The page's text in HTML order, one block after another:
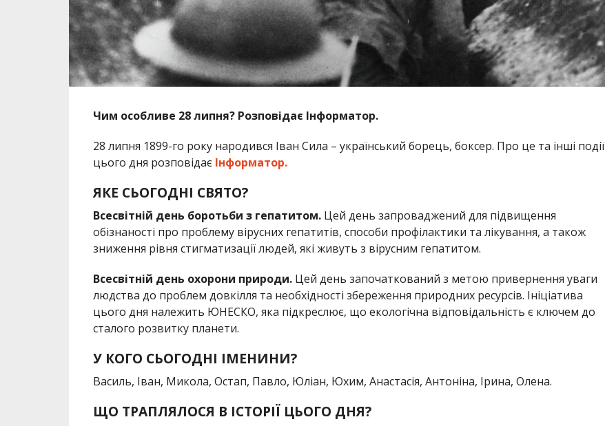
Чим особливе 28 липня? Розповідає Інформатор.
28 липня 1899-го року народився Іван Сила – український борець, боксер. Про це та інші події
цього дня розповідає Інформатор.
ЯКЕ СЬОГОДНІ СВЯТО?
Всесвітній день боротьби з гепатитом.Цей день запроваджений для підвищення
обізнаності про проблему вірусних гепатитів, способи профілактики та лікування, а також
зниження рівня стигматизації людей, які живуть з вірусним гепатитом.
Всесвітній день охорони природи.Цей день започаткований з метою привернення уваги
людства до проблем довкілля та необхідності збереження природних ресурсів. Ініціатива
цього дня належить ЮНЕСКО, яка підкреслює, що екологічна відповідальність є ключем до
сталого розвитку планети.
У КОГО СЬОГОДНІ ІМЕНИНИ?
Василь, Іван, Микола, Остап, Павло, Юліан, Юхим, Анастасія, Антоніна, Ірина, Олена.
ЩО ТРАПЛЯЛОСЯ В ІСТОРІЇ ЦЬОГО ДНЯ?